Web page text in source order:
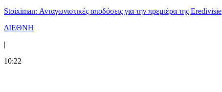
Stoiximan: Ανταγωνιστικές αποδόσεις για την πρεμιέρα της Eredivisie
ΔΙΕΘΝΗ
|
10:22